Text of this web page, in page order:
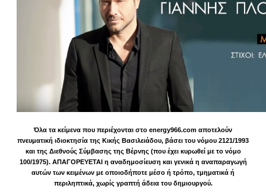
Όλα τα κείμενα που περιέχονται στο energy966.com αποτελούν
πνευματική ιδιοκτησία της Κικής Βασιλειάδου, βάσει του νόμου 2121/1993
και της Διεθνούς Σύμβασης της Βέρνης (που έχει κυρωθεί με το νόμο
100/1975). ΑΠΑΓΟΡΕΥΕΤΑΙ η αναδημοσίευση και γενικά η αναπαραγωγή
αυτών των κειμένων με οποιοδήποτε μέσο ή τρόπο, τμηματικά ή
περιληπτικά, χωρίς γραπτή άδεια του δημιουργού.